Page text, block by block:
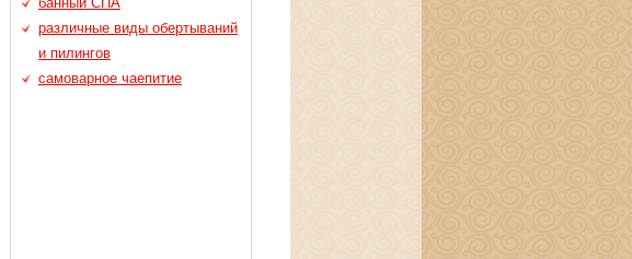
различные виды обертываний
и пилингов
самоварное чаепитие